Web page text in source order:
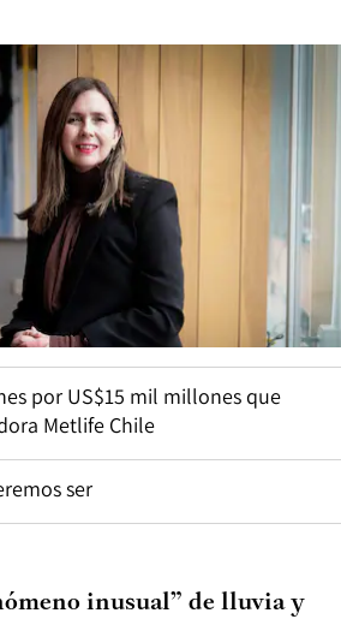
por US$15 mil millones que
Metlife Chile
ser
inusual” de lluvia y